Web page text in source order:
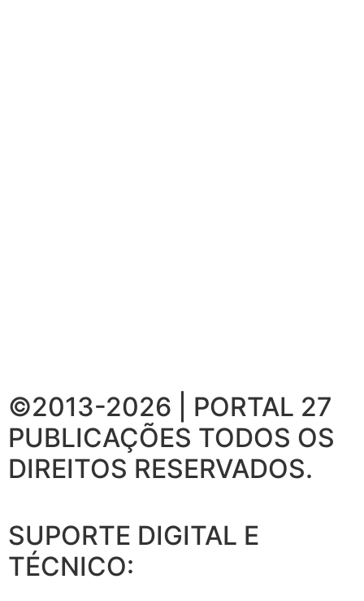
©2013-2026 | PORTAL 27
PUBLICAÇÕES TODOS OS
DIREITOS RESERVADOS.
SUPORTE DIGITAL E
TÉCNICO: